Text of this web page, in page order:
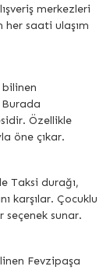
merkezleri
her saati ulaşım
bilinen
Özellikle
öne çıkar.
Taksi durağı,
karşılar. Çocuklu
seçenek sunar.
Fevzipaşa